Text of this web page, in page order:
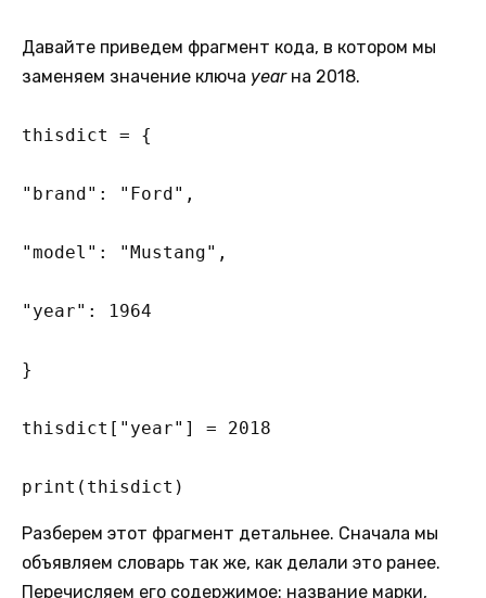
Давайте приведем фрагмент кода, в котором мы
заменяем значение ключа yearна 2018.
thisdict = {
"brand": "Ford",
"model": "Mustang",
"year": 1964
}
thisdict["year"] = 2018
print(thisdict)
Разберем этот фрагмент детальнее. Сначала мы
объявляем словарь так же, как делали это ранее.
Перечисляем его содержимое: название марки,